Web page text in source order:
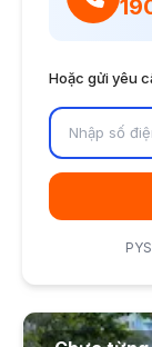
Hoặc gửi yêu